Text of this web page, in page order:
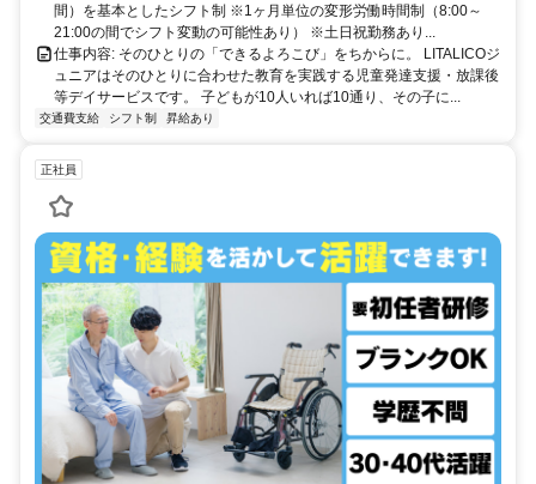
間）を基本としたシフト制 ※1ヶ月単位の変形労働時間制（8:00～
21:00の間でシフト変動の可能性あり） ※土日祝勤務あり...
仕事内容: そのひとりの「できるよろこび」をちからに。 LITALICOジ
ュニアはそのひとりに合わせた教育を実践する児童発達支援・放課後
等デイサービスです。 子どもが10人いれば10通り、その子に...
交通費支給 シフト制 昇給あり
正社員